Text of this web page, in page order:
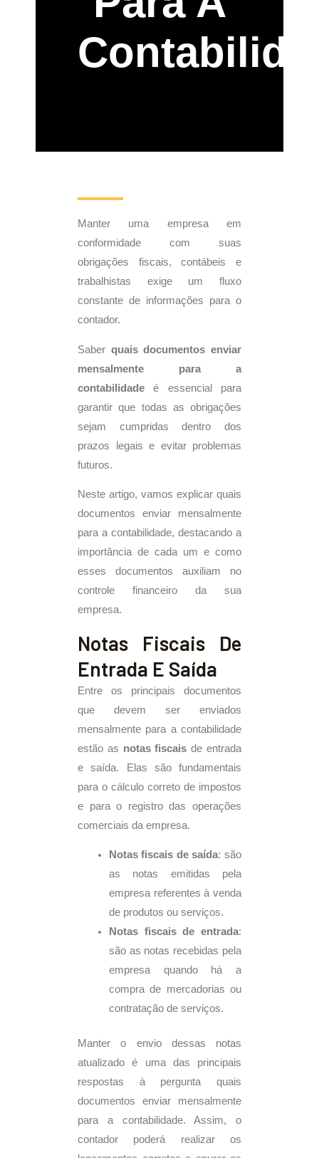
Manter uma empresa em
conformidade com suas
obrigações fiscais, contábeis e
trabalhistas exige um fluxo
constante de informações para o
contador.
Saber quais documentos enviar
mensalmente para a
contabilidade é essencial para
garantir que todas as obrigações
sejam cumpridas dentro dos
prazos legais e evitar problemas
futuros.
Neste artigo, vamos explicar quais
documentos enviar mensalmente
para a contabilidade, destacando a
importância de cada um e como
esses documentos auxiliam no
controle financeiro da sua
empresa.
Notas Fiscais De
Entrada E Saída
Entre os principais documentos
que devem ser enviados
mensalmente para a contabilidade
estão as notas fiscais de entrada
e saída. Elas são fundamentais
para o cálculo correto de impostos
e para o registro das operações
comerciais da empresa.
Notas fiscais de saída: são
as notas emitidas pela
empresa referentes à venda
de produtos ou serviços.
Notas fiscais de entrada:
são as notas recebidas pela
empresa quando há a
compra de mercadorias ou
contratação de serviços.
Manter o envio dessas notas
atualizado é uma das principais
respostas à pergunta quais
documentos enviar mensalmente
para a contabilidade. Assim, o
contador poderá realizar os